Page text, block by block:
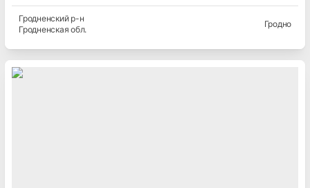
Гродненскийр-н
Гродненская обл.
Гродно